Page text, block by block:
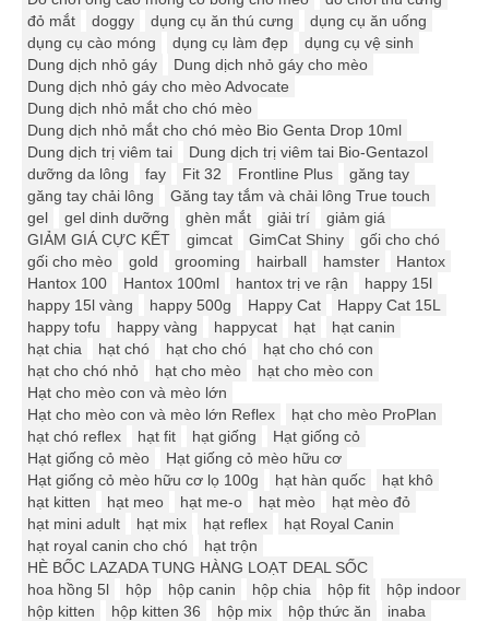
đỏ mắt
doggy dụng cụ ăn thú cưng
dụng cụ ăn uống
dụng cụ cào móng
dụng cụ làm đẹp
dụng cụ vệ sinh
Dung dịch nhỏ gáy
Dung dịch nhỏ gáy cho mèo
Dung dịch nhỏ gáy cho mèo Advocate
Dung dịch nhỏ mắt cho chó mèo
Dung dịch nhỏ mắt cho chó mèo Bio Genta Drop 10ml
Dung dịch trị viêm tai
Dung dịch trị viêm tai Bio-Gentazol
dưỡng da lông
fay Fit 32 Frontline Plus
găng tay
găng tay chải lông
Găng tay tắm và chải lông True touch
gel
gel dinh dưỡng ghèn mắt giải trí
giảm giá
GIẢM GIÁ CỰC KẾT
gimcat GimCat Shiny
gối cho chó
gối cho mèo
gold grooming hairball hamster
Hantox
Hantox 100
Hantox 100ml hantox trị ve rận
happy 15l
happy 15l vàng
happy 500g Happy Cat
Happy Cat 15L
happy tofu
happy vàng happycat hạt
hạt canin
hạt chia
hạt chó hạt cho chó
hạt cho chó con
hạt cho chó nhỏ
hạt cho mèo
hạt cho mèo con
Hạt cho mèo con và mèo lớn
Hạt cho mèo con và mèo lớn Reflex
hạt cho mèo ProPlan
hạt chó reflex
hạt fit hạt giống
Hạt giống cỏ
Hạt giống cỏ mèo
Hạt giống cỏ mèo hữu cơ
Hạt giống cỏ mèo hữu cơ lọ 100g
hạt hàn quốc
hạt khô
hạt kitten
hạt meo hạt me-o hạt mèo
hạt mèo đỏ
hạt mini adult
hạt mix hạt reflex
hạt Royal Canin
hạt royal canin cho chó
hạt trộn
HÈ BỐC LAZADA TUNG HÀNG LOẠT DEAL SỐC
hoa hồng 5l
hộp hộp canin hộp chia hộp fit
hộp indoor
hộp kitten
hộp kitten 36 hộp mix hộp thức ăn
inaba